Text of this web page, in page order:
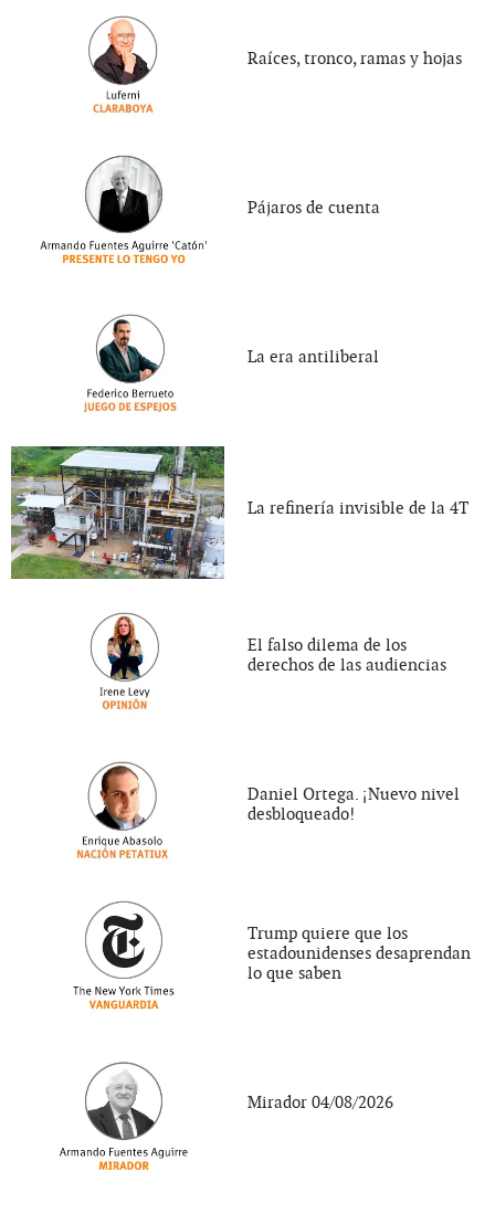
Raíces, tronco, ramas y hojas
Pájaros de cuenta
La era antiliberal
La refinería invisible de la 4T
El falso dilema de los
derechos de las audiencias
Daniel Ortega. ¡Nuevo nivel
desbloqueado!
Trump quiere que los
estadounidenses desaprendan
lo que saben
Mirador 04/08/2026